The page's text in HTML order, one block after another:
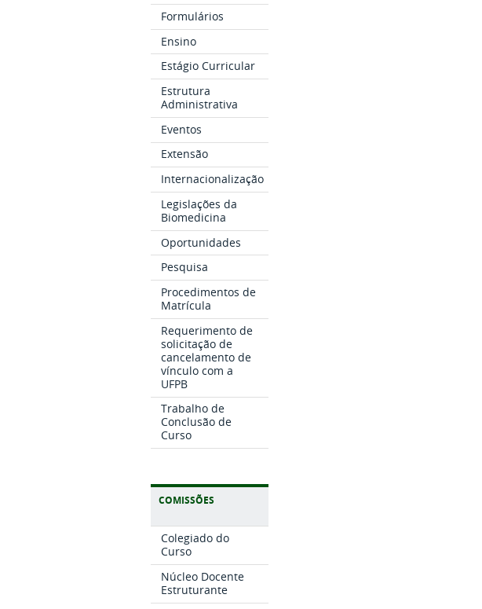
Formulários
Ensino
Estágio Curricular
Estrutura
Administrativa
Eventos
Extensão
Internacionalização
Legislações da
Biomedicina
Oportunidades
Pesquisa
Procedimentos de
Matrícula
Requerimento de
solicitação de
cancelamento de
vínculo com a
UFPB
Trabalho de
Conclusão de
Curso
COMISSÕES
Colegiado do
Curso
Núcleo Docente
Estruturante